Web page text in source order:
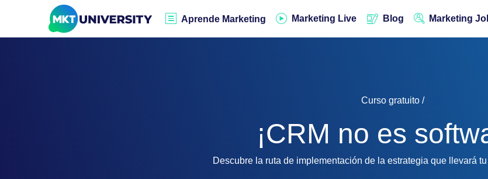
Aprende Marketing Marketing Live Blog Marketing
Curso gratuito /
¡CRM no es
Descubre la ruta de implementación de la estrategia que llevará